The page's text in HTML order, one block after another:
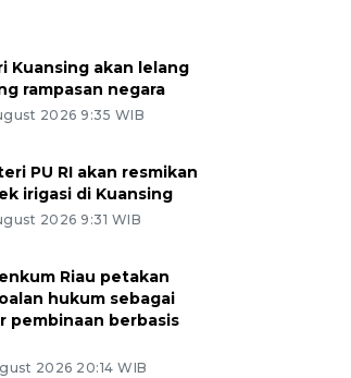
Kuansing akan lelang
rampasan negara
2026 9:35 WIB
PU RI akan resmikan
irigasi di Kuansing
2026 9:31 WIB
Riau petakan
hukum sebagai
pembinaan berbasis
2026 20:14 WIB